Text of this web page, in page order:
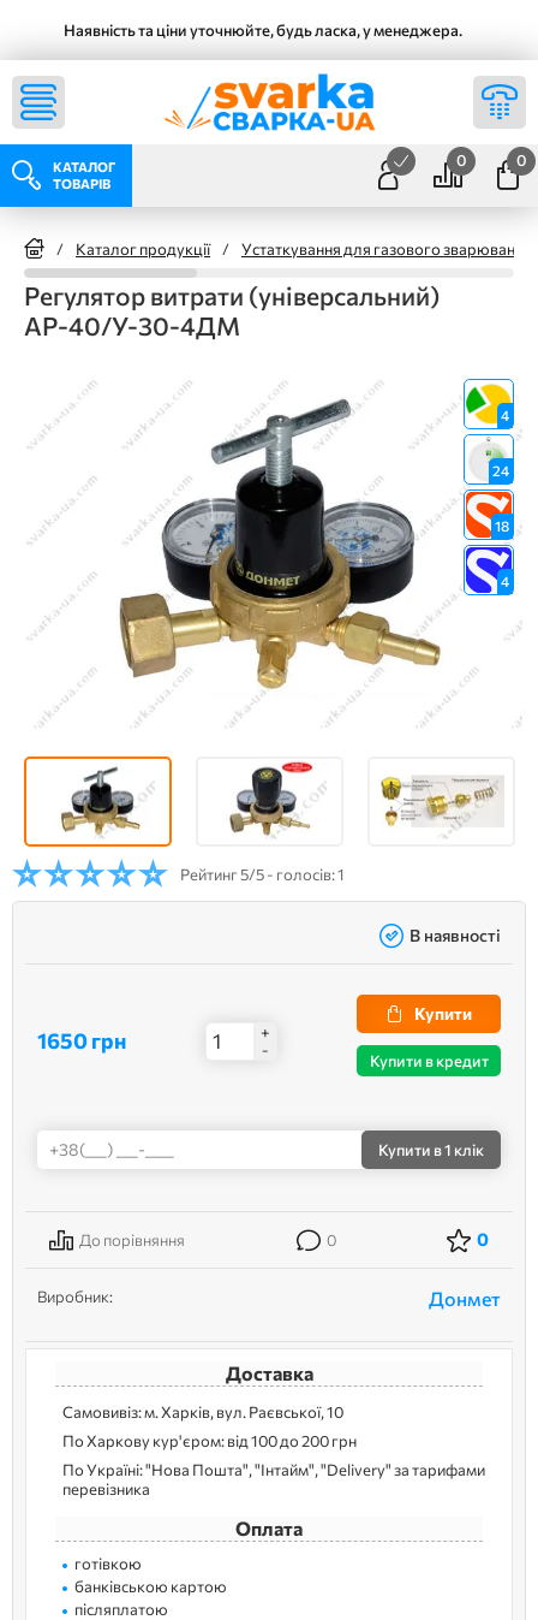
Наявність та ціни уточнюйте, будь ласка, у менеджера.
КАТАЛОГ
ТОВАРІВ
0 0
/ Каталог продукції / Устаткування для газового зварювання
Регулятор витрати (універсальний)
АР-40/У-30-4ДМ
4
24
18
4
Рейтинг5/5 - голосів: 1
В наявності
1650 грн
+
-
Купити
Купити в кредит
Купити в 1 клік
До порівняння 0 0
Виробник: Донмет
Доставка
Самовивіз: м. Харків, вул. Раєвської, 10
По Харкову кур'єром: від 100 до 200 грн
По Україні: "Нова Пошта", "Інтайм", "Delivery" за тарифами
перевізника
Оплата
готівкою
банківською картою
післяплатою